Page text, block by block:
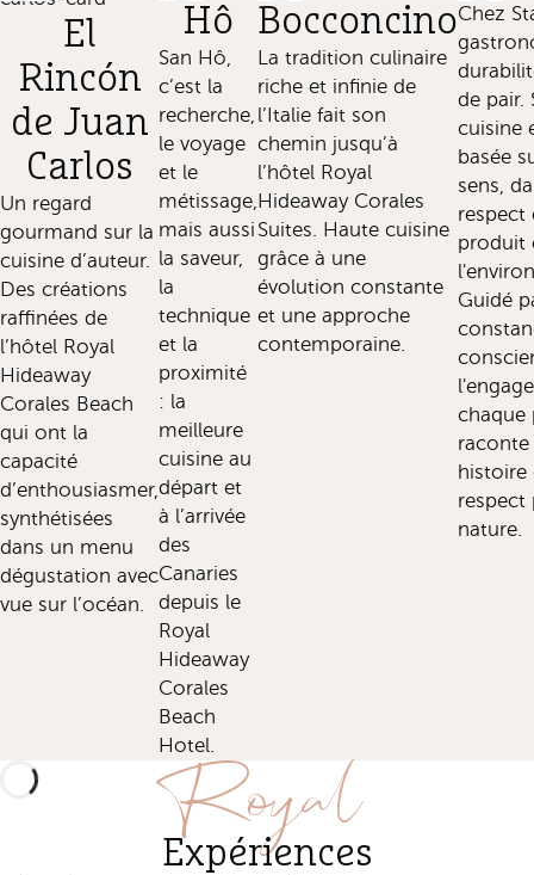
El
Rincón
de Juan
Carlos
Un regard
gourmand sur la
cuisine d’auteur.
Des créations
raffinées de
l’hôtel Royal
Hideaway
Corales Beach
qui ont la
capacité
d’enthousiasmer,
synthétisées
dans un menu
dégustation avec
vue sur l’océan.
Hô
San Hô,
c’est la
recherche,
le voyage
et le
métissage,
mais aussi
la saveur,
la
technique
et la
proximité
: la
meilleure
cuisine au
départ et
à l’arrivée
des
Canaries
depuis le
Royal
Hideaway
Corales
Beach
Hotel.
Bocconcino
La tradition culinaire
riche et infinie de
l’Italie fait son
chemin jusqu’à
l’hôtel Royal
Hideaway Corales
Suites. Haute cuisine
grâce à une
évolution constante
et une approche
contemporaine.
Chez
de pair.
cuisine
basée
sens,
respect
produit
Guidé
chaque
raconte
histoire
respect
nature.
Royal
Expériences